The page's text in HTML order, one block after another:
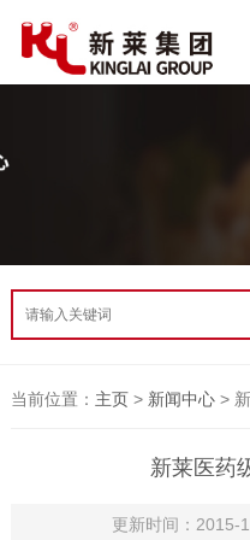
当前位置： 主页> 新闻中心>
新莱医药
更新时间：